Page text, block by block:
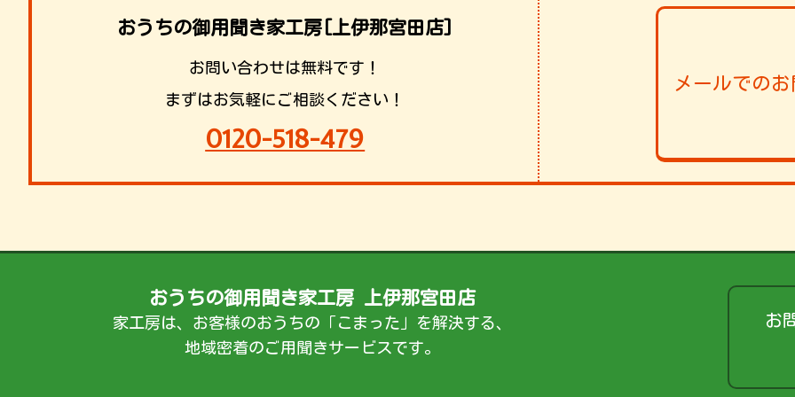
おうちの御用聞き家工房[上伊那宮田店]
お問い合わせは無料です！
まずはお気軽にご相談ください！
0120-518-479
メールでの
おうちの御用聞き家工房 上伊那宮田店
家工房は、お客様のおうちの「こまった」を解決する、
地域密着のご用聞きサービスです。
お